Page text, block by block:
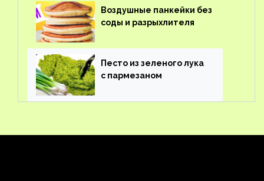
Воздушные панкейки без
соды и разрыхлителя
Песто из зеленого лука
с пармезаном